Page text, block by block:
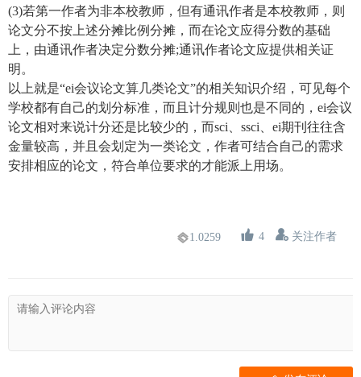
(3)若第一作者为非本校教师，但有通讯作者是本校教师，则
论文分不按上述分摊比例分摊，而在论文应得分数的基础
上，由通讯作者决定分数分摊;通讯作者论文应提供相关证
明。
以上就是“ei会议论文算几类论文”的相关知识介绍，可见每个
学校都有自己的划分标准，而且计分规则也是不同的，ei会议
论文相对来说计分还是比较少的，而sci、ssci、ei期刊往往含
金量较高，并且会划定为一类论文，作者可结合自己的需求
安排相应的论文，符合单位要求的才能派上用场。
1.0259 4 关注作者